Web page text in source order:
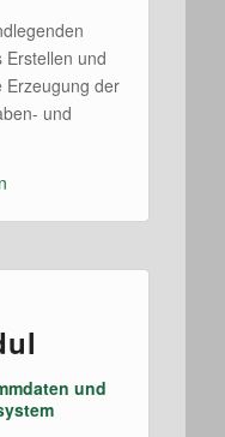
Erstellen und
Erzeugung der
und
und